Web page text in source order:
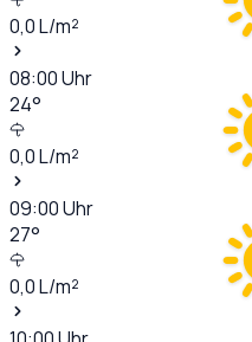
0,0L/m²
08:00Uhr
24°
0,0L/m²
09:00Uhr
27°
0,0L/m²